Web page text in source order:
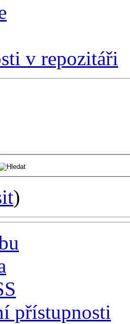
v repozitáři
)
přístupnosti